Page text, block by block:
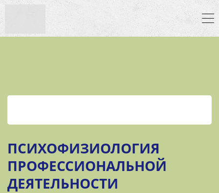
ПСИХОФИЗИОЛОГИЯ
ПРОФЕССИОНАЛЬНОЙ
ДЕЯТЕЛЬНОСТИ